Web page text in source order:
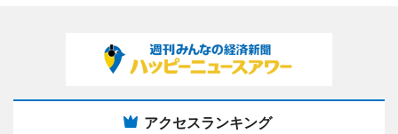
アクセスランキング